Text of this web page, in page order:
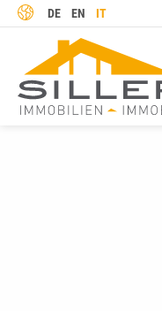
LINGUA
DE EN IT